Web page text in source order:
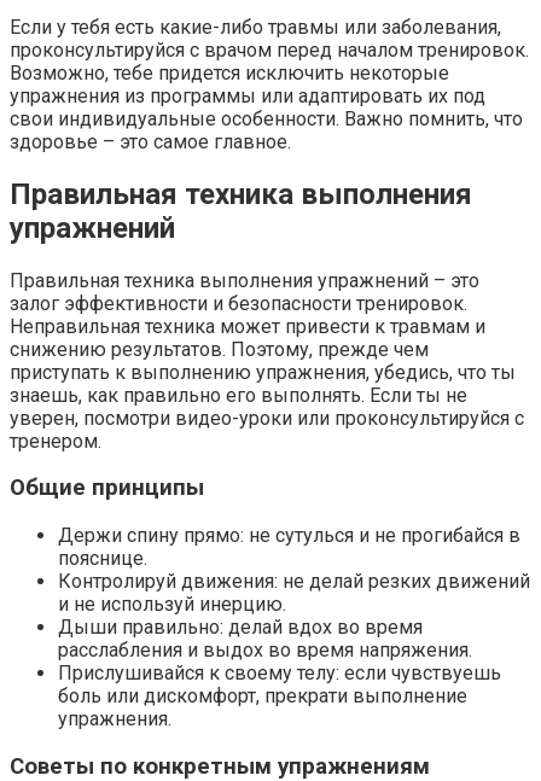
Если у тебя есть какие-либо травмы или заболевания,
проконсультируйся с врачом перед началом тренировок.
Возможно, тебе придется исключить некоторые
упражнения из программы или адаптировать их под
свои индивидуальные особенности. Важно помнить, что
здоровье – это самое главное.
Правильная техника выполнения
упражнений
Правильная техника выполнения упражнений – это
залог эффективности и безопасности тренировок.
Неправильная техника может привести к травмам и
снижению результатов. Поэтому, прежде чем
приступать к выполнению упражнения, убедись, что ты
знаешь, как правильно его выполнять. Если ты не
уверен, посмотри видео-уроки или проконсультируйся с
тренером.
Общие принципы
Держи спину прямо: не сутулься и не прогибайся в
пояснице.
Контролируй движения: не делай резких движений
и не используй инерцию.
Дыши правильно: делай вдох во время
расслабления и выдох во время напряжения.
Прислушивайся к своему телу: если чувствуешь
боль или дискомфорт, прекрати выполнение
упражнения.
Советы по конкретным упражнениям